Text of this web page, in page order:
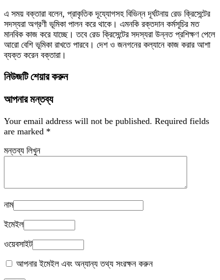
এ সময় বক্তারা বলেন, প্রাকৃতিক দূয্যোগসহ বিভিন্ন দূর্ঘটনায় রেড ক্রিসেন্টের
সদস্যরা অগ্রণী ভূমিকা পালন করে থাকে। এমনকি রক্তদান কর্মসূচির মত
মানবিক কাজ করে যাচ্ছে। তবে রেড ক্রিসেন্টের সদস্যরা উন্নত প্রশিক্ষণ পেলে
আরো বেশি ভূমিকা রাখতে পারবে। দেশ ও জনগনের কল্যানে কাজ করার আশা
ব্যক্ত করেন বক্তারা।
নিউজটি শেয়ার করুন
আপনার মন্তব্য
Your email address will not be published. Required fields
are marked *
মন্তব্য লিখুন
নাম
ইমেইল
ওয়েবসাইট
আপনার ইমেইল এবং অন্যান্য তথ্য সংরক্ষন করুন